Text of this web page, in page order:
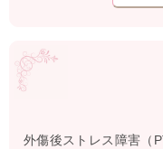
外傷後ストレス障害（